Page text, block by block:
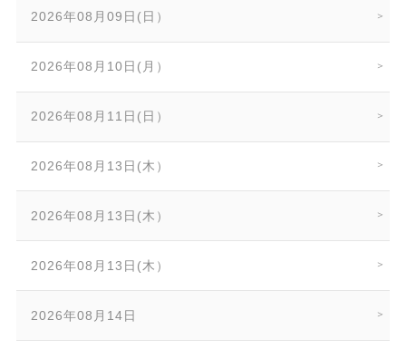
2026年08月09日(日）
2026年08月10日(月）
2026年08月11日(日）
2026年08月13日(木）
2026年08月13日(木）
2026年08月13日(木）
2026年08月14日